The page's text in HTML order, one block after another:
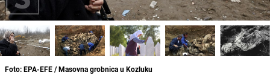
Foto: EPA-EFE / Masovna grobnica u Kozluku